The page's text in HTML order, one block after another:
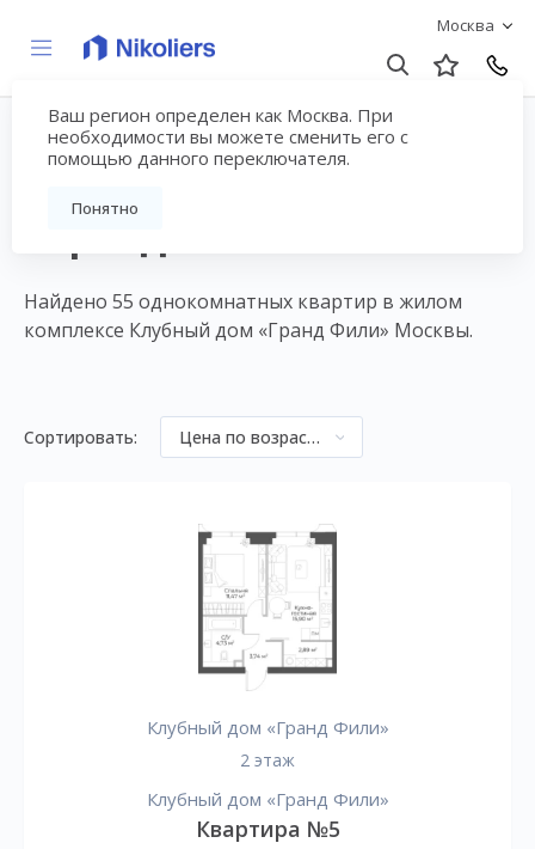
Москва
Ваш регион определен как Москва. При
необходимости вы можете сменить его с
помощью данного переключателя.
Понятно
1-комнатные квартиры
в ЖК Клубный дом
Найдено 55 однокомнатных квартир в жилом
комплексе Клубный дом «Гранд Фили» Москвы.
Сортировать: Цена по возрастанию
Клубный дом «Гранд Фили»
2 этаж
Клубный дом «Гранд Фили»
Квартира №5